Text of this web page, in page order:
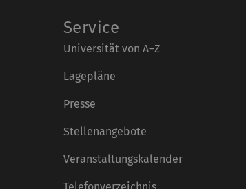
Service
Universität von A–Z
Lagepläne
Presse
Stellenangebote
Veranstaltungskalender